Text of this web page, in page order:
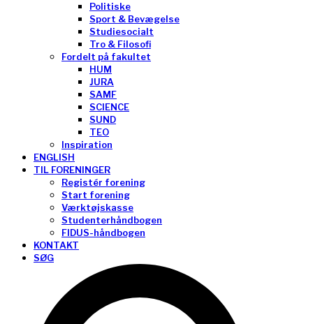
Politiske
Sport & Bevægelse
Studiesocialt
Tro & Filosofi
Fordelt på fakultet
HUM
JURA
SAMF
SCIENCE
SUND
TEO
Inspiration
ENGLISH
TIL FORENINGER
Registér forening
Start forening
Værktøjskasse
Studenterhåndbogen
FIDUS-håndbogen
KONTAKT
SØG